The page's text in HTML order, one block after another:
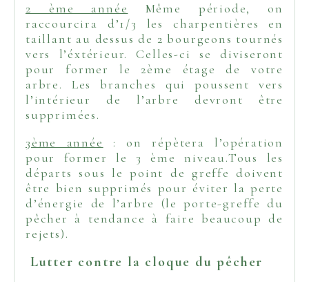
2 ème année
Même période, on
raccourcira d’1/3 les charpentières en
taillant au dessus de 2 bourgeons tournés
vers l’éxtérieur. Celles-ci se diviseront
pour former le 2ème étage de votre
arbre. Les branches qui poussent vers
l’intérieur de l’arbre devront être
supprimées.
3ème année
: on répètera l’opération
pour former le 3 ème niveau.Tous les
départs sous le point de greffe doivent
être bien supprimés pour éviter la perte
d’énergie de l’arbre (le porte-greffe du
pêcher à tendance à faire beaucoup de
rejets).
Lutter contre la cloque du pêcher